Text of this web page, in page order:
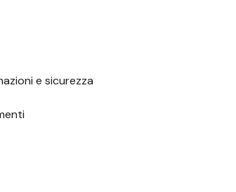
e sicurezza